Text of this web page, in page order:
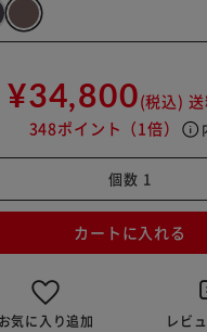
¥34,800(税込)
348ポイント （1倍） info
カートに入れる
お気に入り追加 レビ